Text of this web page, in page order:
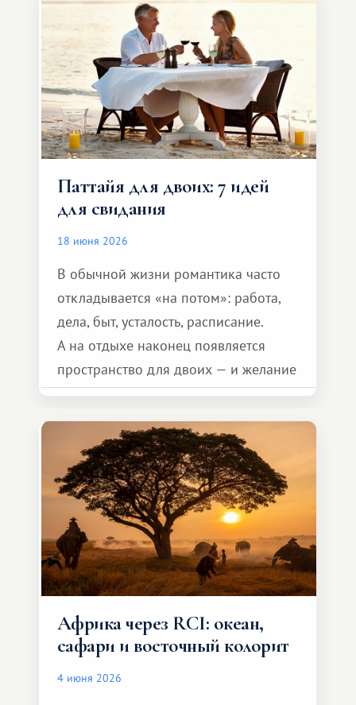
Паттайя для двоих: 7 идей
для свидания
18 июня 2026
В обычной жизни романтика часто
откладывается «на потом»: работа,
дела, быт, усталость, расписание.
А на отдыхе наконец появляется
пространство для двоих — и желание
сделать для близкого человека что-то
особенное. Не обязательно
масштабное, но тёплое
и запоминающееся :)
Африка через RCI: океан,
сафари и восточный колорит
4 июня 2026